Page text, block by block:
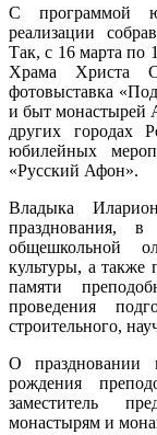
С программой
реализации
Так, с 16 марта по
Храма Христа
фотовыставка
и быт монастырей
других городах
юбилейных
«Русский Афон».
Владыка
празднования,
общешкольной
культуры, а также
памяти
проведения
строительного,
О праздновании
рождения
заместитель
монастырям и